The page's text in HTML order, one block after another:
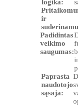
logika:
ir
Padidintas
veikimo
saugumas:
Paprasta
naudotojo
sąsaja: